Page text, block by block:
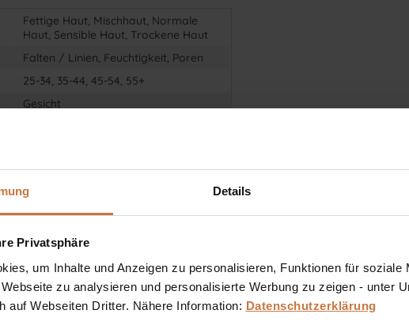
Details
Privatsphäre
um Inhalte und Anzeigen zu personalisieren, Funktionen für soziale
zu analysieren und personalisierte Werbung zu zeigen - unter
auf Webseiten Dritter. Nähere Information: Datenschutzerklärung
Fettige Haut, Mischhaut, Normale
Haut, Sensible Haut, Trockene Haut
Falten / Linien, Feuchtigkeit, Poren
25-34, 35-44, 45-54, 55+
Gesicht
Gesicht
Sie haben eine Frage? Sie wünschen sich eine